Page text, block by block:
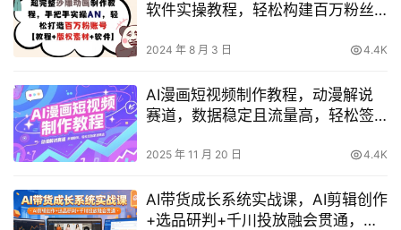
软件实操教程，轻松构建百万粉丝
2024 年 8 月 3 日 4.4K
AI漫画短视频制作教程，动漫解说
赛道，数据稳定且流量高，轻松签
2025 年 11 月 20 日 4.4K
AI带货成长系统实战课，AI剪辑创作
+选品研判+千川投放融会贯通，新